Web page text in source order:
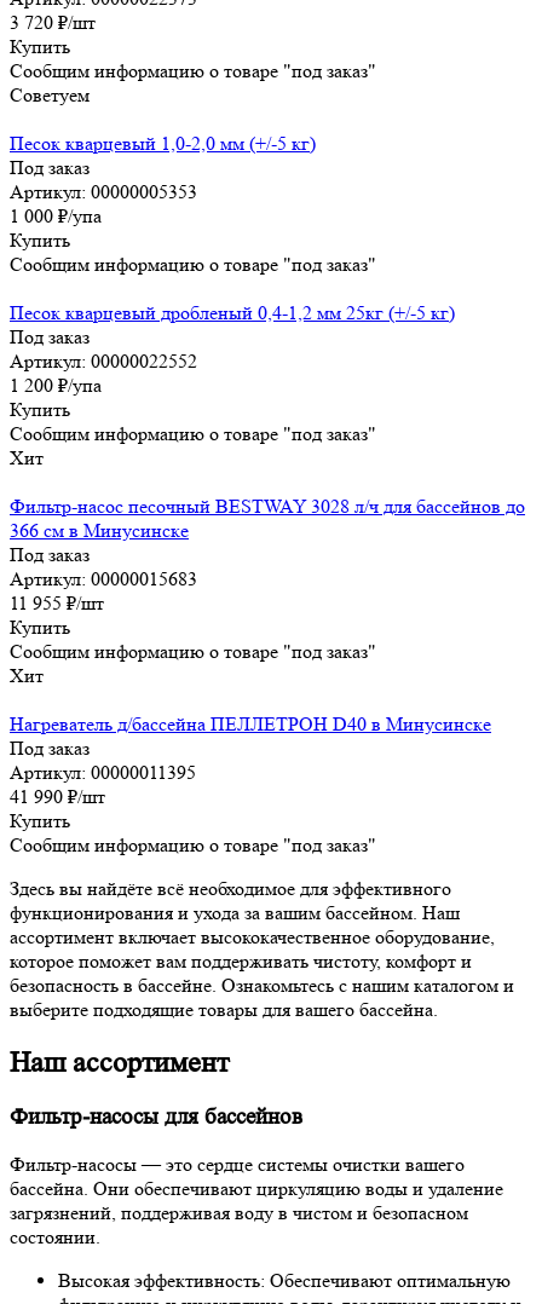
3 720 ₽/шт
Купить
Сообщим информацию о товаре "под заказ"
Советуем
Песок кварцевый 1,0-2,0 мм (+/-5 кг)
Под заказ
Артикул: 00000005353
1 000 ₽/упа
Купить
Сообщим информацию о товаре "под заказ"
Песок кварцевый дробленый 0,4-1,2 мм 25кг (+/-5 кг)
Под заказ
Артикул: 00000022552
1 200 ₽/упа
Купить
Сообщим информацию о товаре "под заказ"
Хит
Фильтр-насос песочный BESTWAY 3028 л/ч для бассейнов до
366 см в Минусинске
Под заказ
Артикул: 00000015683
11 955 ₽/шт
Купить
Сообщим информацию о товаре "под заказ"
Хит
Нагреватель д/бассейна ПЕЛЛЕТРОН D40 в Минусинске
Под заказ
Артикул: 00000011395
41 990 ₽/шт
Купить
Сообщим информацию о товаре "под заказ"
Здесь вы найдёте всё необходимое для эффективного
функционирования и ухода за вашим бассейном. Наш
ассортимент включает высококачественное оборудование,
которое поможет вам поддерживать чистоту, комфорт и
безопасность в бассейне. Ознакомьтесь с нашим каталогом и
выберите подходящие товары для вашего бассейна.
Наш ассортимент
Фильтр-насосы для бассейнов
Фильтр-насосы — это сердце системы очистки вашего
бассейна. Они обеспечивают циркуляцию воды и удаление
загрязнений, поддерживая воду в чистом и безопасном
состоянии.
Высокая эффективность: Обеспечивают оптимальную